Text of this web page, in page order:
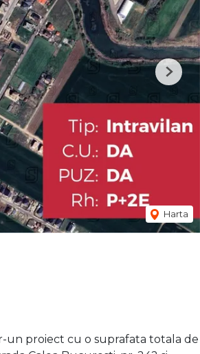
Harta
Next
un proiect cu o suprafata totala de